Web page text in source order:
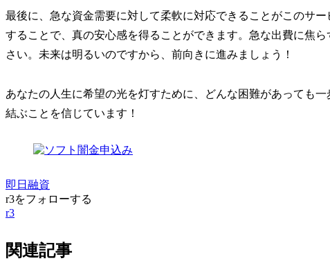
最後に、急な資金需要に対して柔軟に対応できることがこのサ
することで、真の安心感を得ることができます。急な出費に焦
さい。未来は明るいのですから、前向きに進みましょう！
あなたの人生に希望の光を灯すために、どんな困難があっても
結ぶことを信じています！
即日融資
r3をフォローする
r3
関連記事